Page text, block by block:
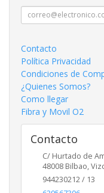
Contacto
Política Privacidad
Condiciones de
¿Quienes Somos?
Como llegar
Fibra y Movil O2
Contacto
C/ Hurtado de
48008 Bilbao,
944230212 / 13